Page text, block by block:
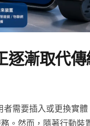
逐漸取代傳
需要插入或更換實
。然而，隨著行動裝